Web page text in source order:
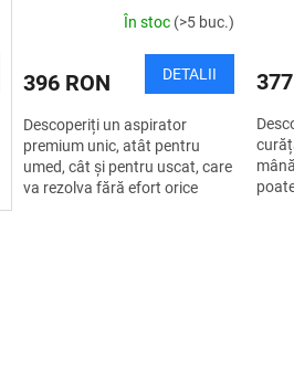
În stoc (>5 buc.)
396 RON DETALII
Descoperiți un aspirator
premium unic, atât pentru
umed, cât și pentru uscat, care
va rezolva fără efort orice